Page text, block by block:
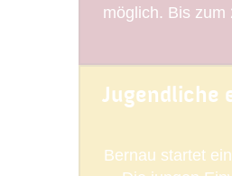
möglich. Bis zum
Jugendliche
Bernau startet